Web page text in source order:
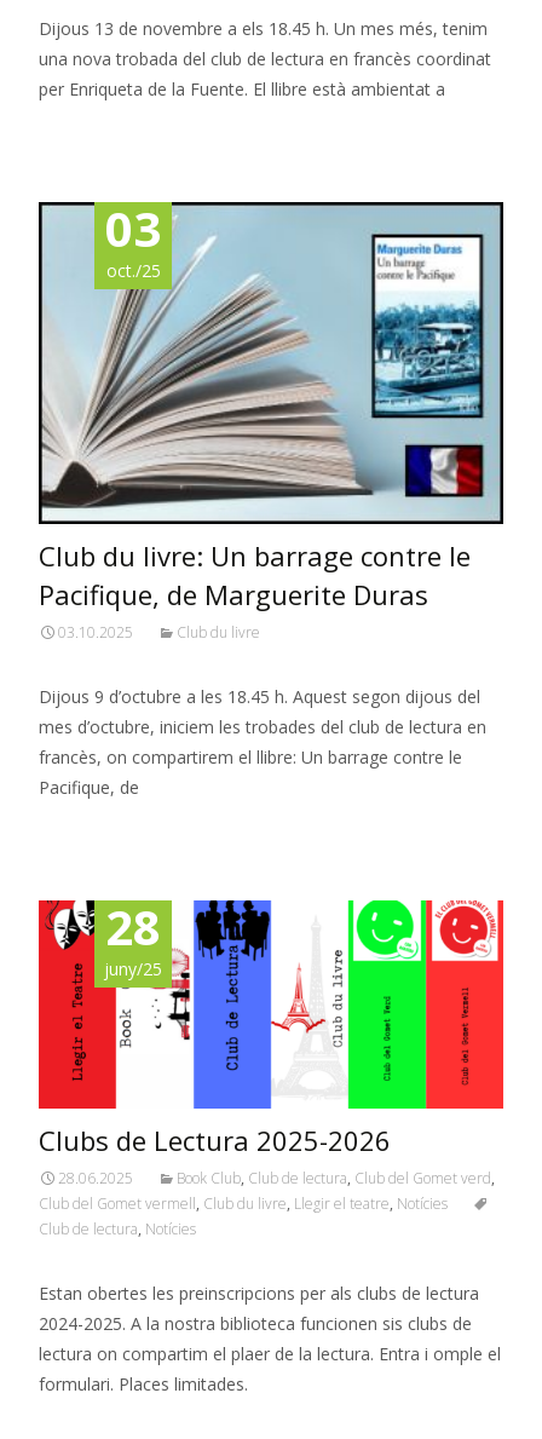
Dijous 13 de novembre a els 18.45 h. Un mes més, tenim
una nova trobada del club de lectura en francès coordinat
per Enriqueta de la Fuente. El llibre està ambientat a
03
oct./25
Club du livre: Un barrage contre le
Pacifique, de Marguerite Duras
03.10.2025 Club du livre
Dijous 9 d’octubre a les 18.45 h. Aquest segon dijous del
mes d’octubre, iniciem les trobades del club de lectura en
francès, on compartirem el llibre: Un barrage contre le
Pacifique, de
28
juny/25
Clubs de Lectura 2025-2026
28.06.2025 Book Club, Club de lectura, Club del Gomet verd,
Club del Gomet vermell, Club du livre, Llegir el teatre, Notícies
Club de lectura, Notícies
Estan obertes les preinscripcions per als clubs de lectura
2024-2025. A la nostra biblioteca funcionen sis clubs de
lectura on compartim el plaer de la lectura. Entra i omple el
formulari. Places limitades.